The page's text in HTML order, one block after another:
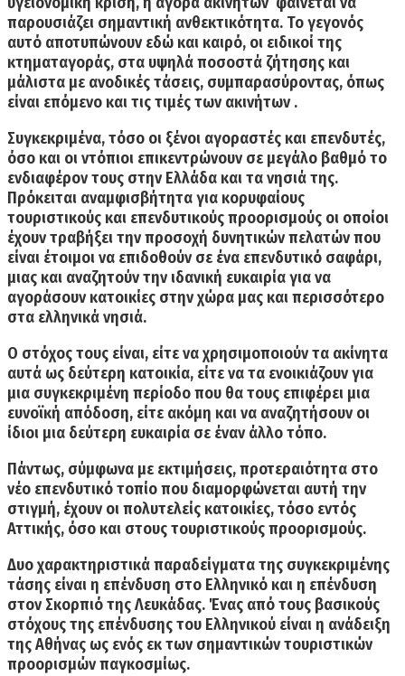
παρουσιάζει σημαντική ανθεκτικότητα. Το γεγονός
αυτό αποτυπώνουν εδώ και καιρό, οι ειδικοί της
κτηματαγοράς, στα υψηλά ποσοστά ζήτησης και
μάλιστα με ανοδικές τάσεις, συμπαρασύροντας, όπως
είναι επόμενο και τις τιμές των ακινήτων .
Συγκεκριμένα, τόσο οι ξένοι αγοραστές και επενδυτές,
όσο και οι ντόπιοι επικεντρώνουν σε μεγάλο βαθμό το
ενδιαφέρον τους στην Ελλάδα και τα νησιά της.
Πρόκειται αναμφισβήτητα για κορυφαίους
τουριστικούς και επενδυτικούς προορισμούς οι οποίοι
έχουν τραβήξει την προσοχή δυνητικών πελατών που
είναι έτοιμοι να επιδοθούν σε ένα επενδυτικό σαφάρι,
μιας και αναζητούν την ιδανική ευκαιρία για να
αγοράσουν κατοικίες στην χώρα μας και περισσότερο
στα ελληνικά νησιά.
Ο στόχος τους είναι, είτε να χρησιμοποιούν τα ακίνητα
αυτά ως δεύτερη κατοικία, είτε να τα ενοικιάζουν για
μια συγκεκριμένη περίοδο που θα τους επιφέρει μια
ευνοϊκή απόδοση, είτε ακόμη και να αναζητήσουν οι
ίδιοι μια δεύτερη ευκαιρία σε έναν άλλο τόπο.
Πάντως, σύμφωνα με εκτιμήσεις,προτεραιότητα στο
νέο επενδυτικό τοπίοπου διαμορφώνεται αυτή την
στιγμή, έχουν οιπολυτελείς κατοικίες, τόσο εντός
Αττικής, όσο και στους τουριστικούς προορισμούς.
Δυο χαρακτηριστικά παραδείγματατης συγκεκριμένης
τάσης είναιη επένδυση στο Ελληνικόκαιη επένδυση
στον Σκορπιό της Λευκάδας. Ένας από τους βασικούς
στόχους της επένδυσης του Ελληνικού είναι η ανάδειξη
της Αθήνας ως ενός εκ των σημαντικών τουριστικών
προορισμών παγκοσμίως.